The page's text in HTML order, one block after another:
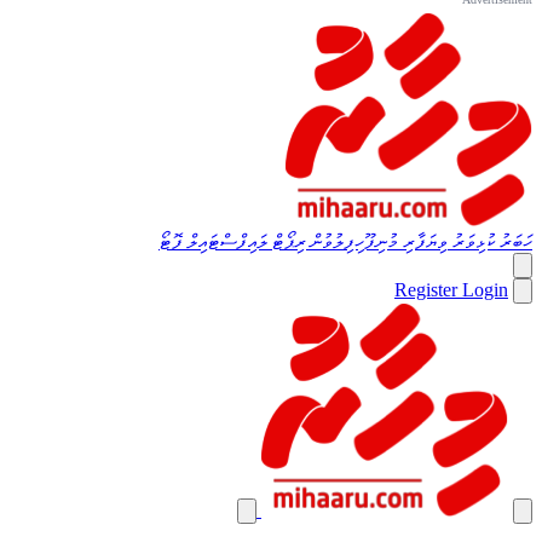
ހަބަރުކުޅިވަރު ވިޔަފާރި މުނިފޫހިފިލުވުންރިޕޯޓް ލައިފްސްޓައިލް ފޮޓޯ
RegisterLogin